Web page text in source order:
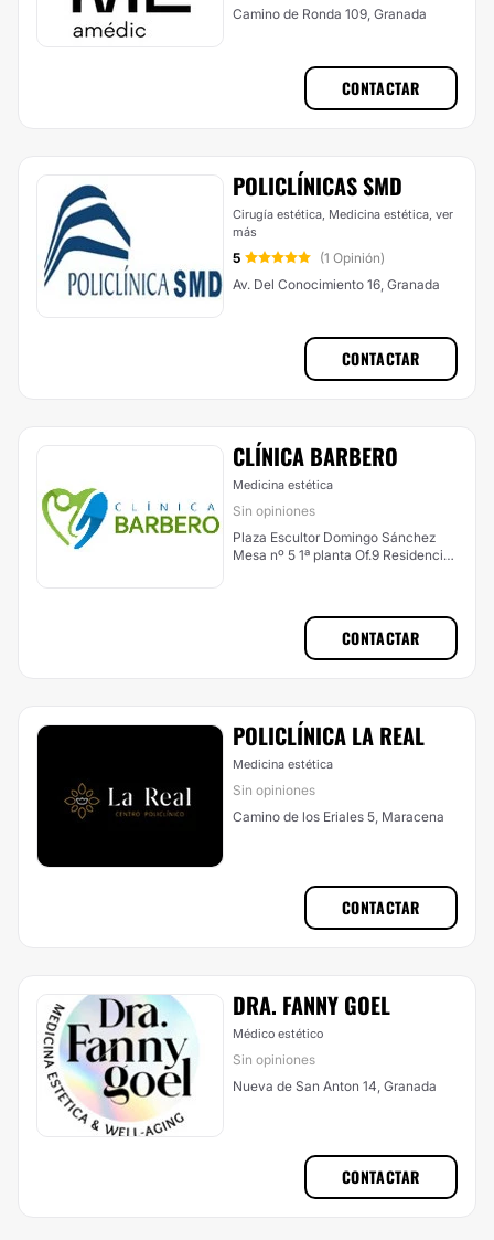
Camino de Ronda 109, Granada
CONTACTAR
POLICLÍNICAS SMD
Cirugía estética, Medicina estética, ver
más
5
(1 Opinión)
Av. Del Conocimiento 16, Granada
CONTACTAR
CLÍNICA BARBERO
Medicina estética
Sin opiniones
Plaza Escultor Domingo Sánchez
Mesa nº 5 1ª planta Of.9 Residencial
CONTACTAR
POLICLÍNICA LA REAL
Medicina estética
Sin opiniones
Camino de los Eriales 5, Maracena
CONTACTAR
DRA. FANNY GOEL
Médico estético
Sin opiniones
Nueva de San Anton 14, Granada
CONTACTAR